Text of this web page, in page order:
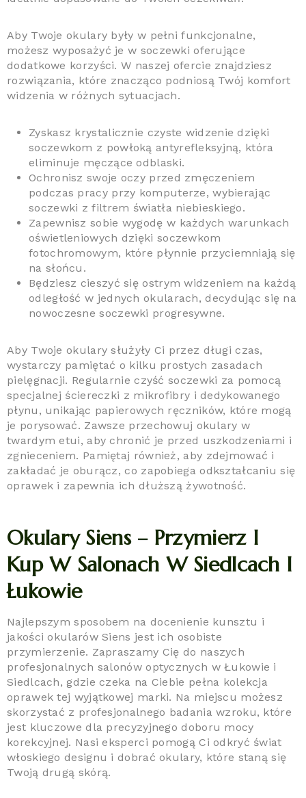
Aby Twoje okulary były w pełni funkcjonalne,
możesz wyposażyć je w soczewki oferujące
dodatkowe korzyści. W naszej ofercie znajdziesz
rozwiązania, które znacząco podniosą Twój komfort
widzenia w różnych sytuacjach.
Zyskasz krystalicznie czyste widzenie dzięki
soczewkom z powłoką antyrefleksyjną, która
eliminuje męczące odblaski.
Ochronisz swoje oczy przed zmęczeniem
podczas pracy przy komputerze, wybierając
soczewki z filtrem światła niebieskiego.
Zapewnisz sobie wygodę w każdych warunkach
oświetleniowych dzięki soczewkom
fotochromowym, które płynnie przyciemniają się
na słońcu.
Będziesz cieszyć się ostrym widzeniem na każdą
odległość w jednych okularach, decydując się na
nowoczesne soczewki progresywne.
Aby Twoje okulary służyły Ci przez długi czas,
wystarczy pamiętać o kilku prostych zasadach
pielęgnacji. Regularnie czyść soczewki za pomocą
specjalnej ściereczki z mikrofibry i dedykowanego
płynu, unikając papierowych ręczników, które mogą
je porysować. Zawsze przechowuj okulary w
twardym etui, aby chronić je przed uszkodzeniami i
zgnieceniem. Pamiętaj również, aby zdejmować i
zakładać je oburącz, co zapobiega odkształcaniu się
oprawek i zapewnia ich dłuższą żywotność.
Okulary Siens – Przymierz I
Kup W Salonach W Siedlcach I
Łukowie
Najlepszym sposobem na docenienie kunsztu i
jakości okularów Siens jest ich osobiste
przymierzenie. Zapraszamy Cię do naszych
profesjonalnych salonów optycznych w Łukowie i
Siedlcach, gdzie czeka na Ciebie pełna kolekcja
oprawek tej wyjątkowej marki. Na miejscu możesz
skorzystać z profesjonalnego badania wzroku, które
jest kluczowe dla precyzyjnego doboru mocy
korekcyjnej. Nasi eksperci pomogą Ci odkryć świat
włoskiego designu i dobrać okulary, które staną się
Twoją drugą skórą.